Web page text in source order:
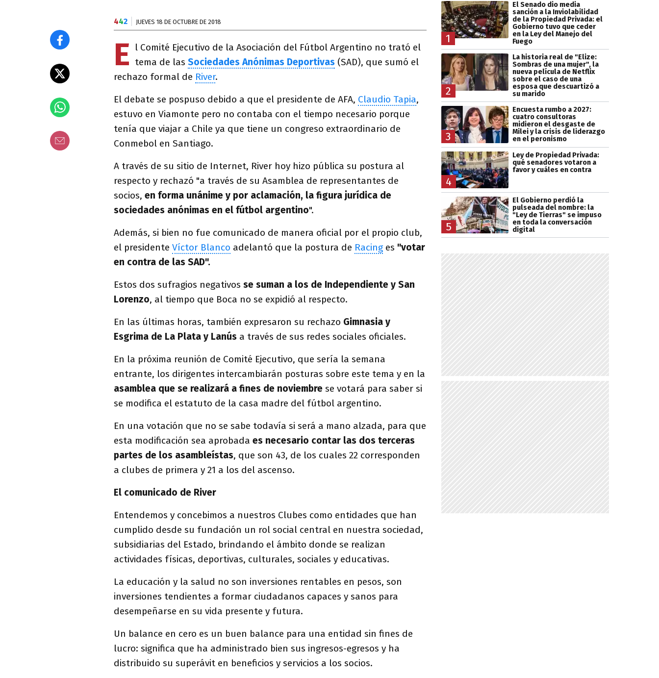
442 JUEVES 18 DE OCTUBRE DE 2018
E
l Comité Ejecutivo de la Asociación del Fútbol Argentino no trató el
tema de las Sociedades Anónimas Deportivas (SAD), que sumó el
rechazo formal de River.
El debate se pospuso debido a que el presidente de AFA, Claudio Tapia,
estuvo en Viamonte pero no contaba con el tiempo necesario porque
tenía que viajar a Chile ya que tiene un congreso extraordinario de
Conmebol en Santiago.
A través de su sitio de Internet, River hoy hizo pública su postura al
respecto y rechazó "a través de su Asamblea de representantes de
socios, en forma unánime y por aclamación, la figura jurídica de
sociedades anónimas en el fútbol argentino".
Además, si bien no fue comunicado de manera oficial por el propio club,
el presidente Víctor Blanco adelantó que la postura de Racinges "votar
en contra de las SAD".
Estos dos sufragios negativos se suman a los de Independiente y San
Lorenzo, al tiempo que Boca no se expidió al respecto.
En las últimas horas, también expresaron su rechazo Gimnasia y
Esgrima de La Plata y Lanús a través de sus redes sociales oficiales.
En la próxima reunión de Comité Ejecutivo, que sería la semana
entrante, los dirigentes intercambiarán posturas sobre este tema y en la
asamblea que se realizará a fines de noviembre se votará para saber si
se modifica el estatuto de la casa madre del fútbol argentino.
En una votación que no se sabe todavía si será a mano alzada, para que
esta modificación sea aprobada es necesario contar las dos terceras
partes de los asambleístas, que son 43, de los cuales 22 corresponden
a clubes de primera y 21 a los del ascenso.
El comunicado de River
Entendemos y concebimos a nuestros Clubes como entidades que han
cumplido desde su fundación un rol social central en nuestra sociedad,
subsidiarias del Estado, brindando el ámbito donde se realizan
actividades físicas, deportivas, culturales, sociales y educativas.
La educación y la salud no son inversiones rentables en pesos, son
inversiones tendientes a formar ciudadanos capaces y sanos para
desempeñarse en su vida presente y futura.
Un balance en cero es un buen balance para una entidad sin fines de
lucro: significa que ha administrado bien sus ingresos-egresos y ha
distribuido su superávit en beneficios y servicios a los socios.
1
El Senado dio media
sanción a la Inviolabilidad
de la Propiedad Privada: el
Gobierno tuvo que ceder
en la Ley del Manejo del
Fuego
2
La historia real de "Elize:
Sombras de una mujer", la
nueva película de Netflix
sobre el caso de una
esposa que descuartizó a
su marido
3
Encuesta rumbo a 2027:
cuatro consultoras
midieron el desgaste de
Milei y la crisis de liderazgo
en el peronismo
4
Ley de Propiedad Privada:
qué senadores votaron a
favor y cuáles en contra
5
El Gobierno perdió la
pulseada del nombre: la
"Ley de Tierras" se impuso
en toda la conversación
digital